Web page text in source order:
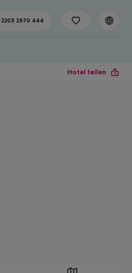
2970 444
Hotel teilen